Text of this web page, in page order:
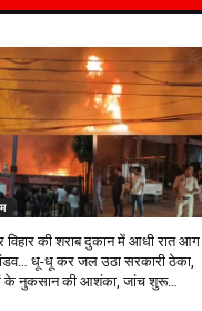
विहार की शराब दुकान में आधी रात आग
धू-धू कर जल उठा सरकारी ठेका,
के नुकसान की आशंका, जांच शुरू…